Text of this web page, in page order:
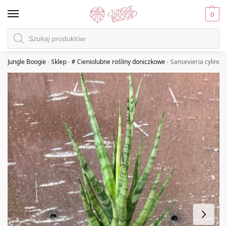
0
Jungle Boogie-Sklep-# Cieniolubne rośliny doniczkowe-Sansevieria